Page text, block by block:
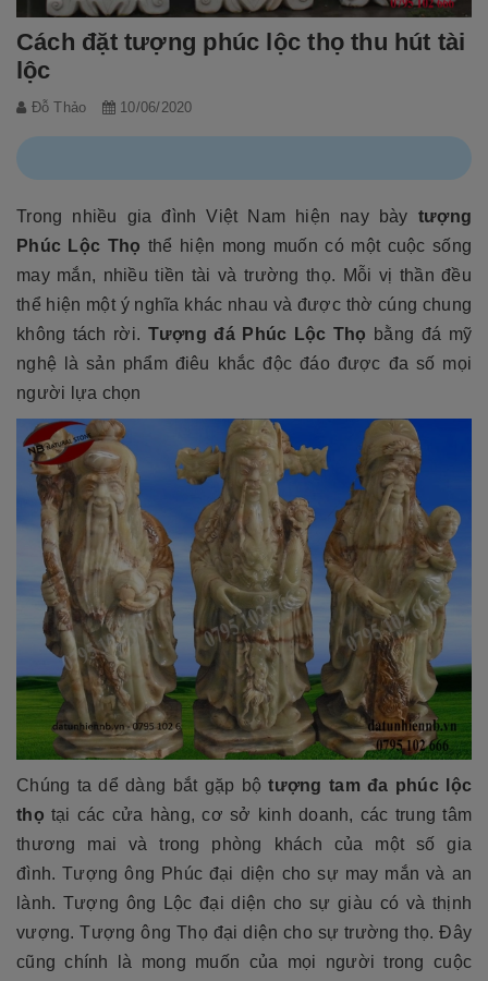
Cách đặt tượng phúc lộc thọ thu hút tài
lộc
Đỗ Thảo 10/06/2020
Trong nhiều gia đình Việt Nam hiện nay bày tượng
Phúc Lộc Thọ thể hiện mong muốn có một cuộc sống
may mắn, nhiều tiền tài và trường thọ. Mỗi vị thần đều
thể hiện một ý nghĩa khác nhau và được thờ cúng chung
không tách rời. Tượng đá Phúc Lộc Thọ bằng đá mỹ
nghệ là sản phẩm điêu khắc độc đáo được đa số mọi
người lựa chọn
Chúng ta dể dàng bắt gặp bộtượng tam đa phúc lộc
thọ tại các cửa hàng, cơ sở kinh doanh, các trung tâm
thương mai và trong phòng khách của một số gia
đình. Tượng ông Phúc đại diện cho sự may mắn và an
lành. Tượng ông Lộc đại diện cho sự giàu có và thịnh
vượng. Tượng ông Thọ đại diện cho sự trường thọ. Đây
cũng chính là mong muốn của mọi người trong cuộc